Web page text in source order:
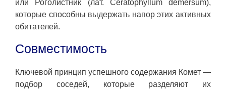
или Роголистник (лат. Ceratophyllum demersum),
которые способны выдержать напор этих активных
обитателей.
Совместимость
Ключевой принцип успешного содержания Комет —
подбор соседей, которые разделяют их